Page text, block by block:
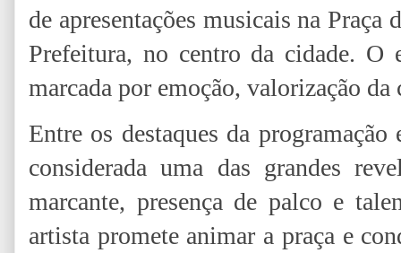
de apresentações musicais na
Prefeitura, no centro da cidade. O
marcada por emoção, valorização
Entre os destaques da
considerada uma das grandes
marcante, presença de palco e
artista promete animar a praça e